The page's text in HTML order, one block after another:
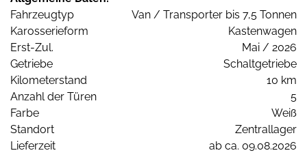
Fahrzeugtyp
Van / Transporter bis 7,5 Tonnen
Karosserieform
Kastenwagen
Erst-Zul.
Mai / 2026
Getriebe
Schaltgetriebe
Kilometerstand
10 km
Anzahl der Türen
5
Farbe
Weiß
Standort
Zentrallager
Lieferzeit
ab ca. 09.08.2026